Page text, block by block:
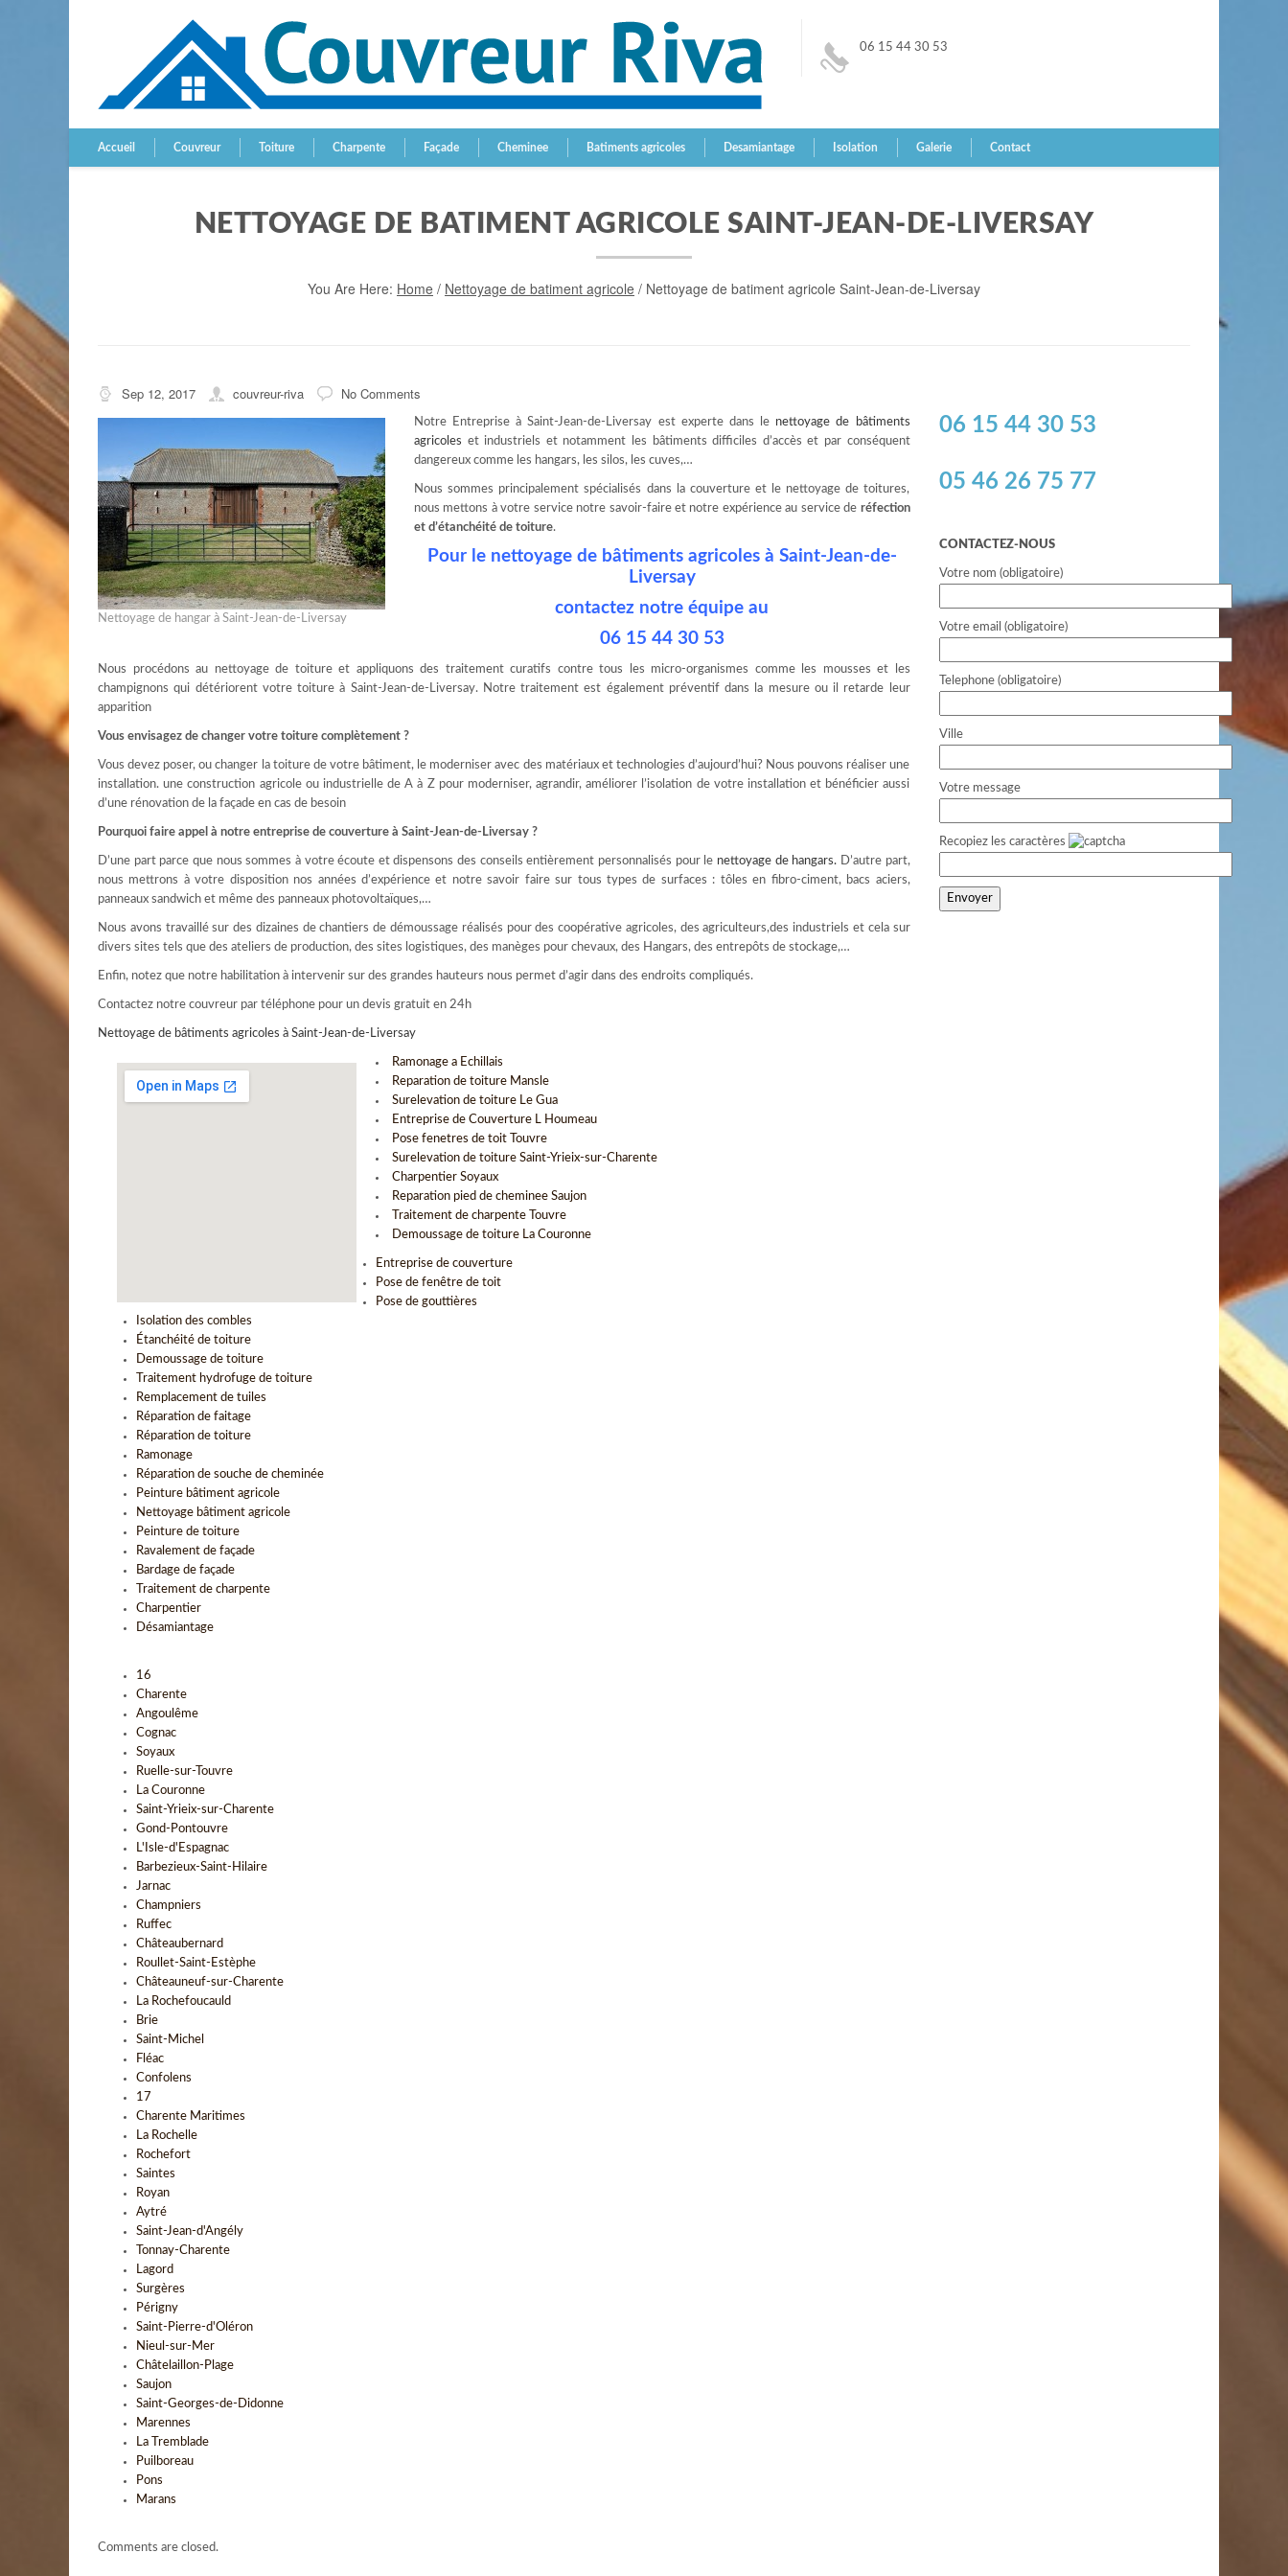
06 15 44 30 53
Accueil Couvreur Toiture Charpente Façade Cheminee Batiments agricoles Desamiantage Isolation Galerie Contact
NETTOYAGE DE BATIMENT AGRICOLE SAINT-JEAN-DE-LIVERSAY
You Are Here: Home / Nettoyage de batiment agricole / Nettoyage de batiment agricole Saint-Jean-de-Liversay
Sep 12, 2017 couvreur-riva No Comments
Nettoyage de hangar à Saint-Jean-de-Liversay
Notre Entreprise à Saint-Jean-de-Liversay est experte dans le nettoyage de bâtiments
agricoles et industriels et notamment les bâtiments difficiles d’accès et par conséquent
dangereux comme les hangars, les silos, les cuves,…
Nous sommes principalement spécialisés dans la couverture et le nettoyage de toitures,
nous mettons à votre service notre savoir-faire et notre expérience au service de réfection
et d’étanchéité de toiture.
Pour le nettoyage de bâtiments agricoles à Saint-Jean-de-
Liversay
contactez notre équipe au
06 15 44 30 53
Nous procédons au nettoyage de toiture et appliquons des traitement curatifs contre tous les micro-organismes comme les mousses et les
champignons qui détériorent votre toiture à Saint-Jean-de-Liversay. Notre traitement est également préventif dans la mesure ou il retarde leur
apparition
Vous envisagez de changer votre toiture complètement ?
Vous devez poser, ou changer la toiture de votre bâtiment, le moderniser avec des matériaux et technologies d’aujourd’hui? Nous pouvons réaliser une
installation. une construction agricole ou industrielle de A à Z pour moderniser, agrandir, améliorer l’isolation de votre installation et bénéficier aussi
d’une rénovation de la façade en cas de besoin
Pourquoi faire appel à notre entreprise de couverture à Saint-Jean-de-Liversay ?
D’une part parce que nous sommes à votre écoute et dispensons des conseils entièrement personnalisés pour le nettoyage de hangars. D’autre part,
nous mettrons à votre disposition nos années d’expérience et notre savoir faire sur tous types de surfaces : tôles en fibro-ciment, bacs aciers,
panneaux sandwich et même des panneaux photovoltaïques,…
Nous avons travaillé sur des dizaines de chantiers de démoussage réalisés pour des coopérative agricoles, des agriculteurs,des industriels et cela sur
divers sites tels que des ateliers de production, des sites logistiques, des manèges pour chevaux, des Hangars, des entrepôts de stockage,…
Enfin, notez que notre habilitation à intervenir sur des grandes hauteurs nous permet d’agir dans des endroits compliqués.
Contactez notre couvreur par téléphone pour un devis gratuit en 24h
Nettoyage de bâtiments agricoles à Saint-Jean-de-Liversay
Ramonage a Echillais
Reparation de toiture Mansle
Surelevation de toiture Le Gua
Entreprise de Couverture L Houmeau
Pose fenetres de toit Touvre
Surelevation de toiture Saint-Yrieix-sur-Charente
Charpentier Soyaux
Reparation pied de cheminee Saujon
Traitement de charpente Touvre
Demoussage de toiture La Couronne
Entreprise de couverture
Pose de fenêtre de toit
Pose de gouttières
Isolation des combles
Étanchéité de toiture
Demoussage de toiture
Traitement hydrofuge de toiture
Remplacement de tuiles
Réparation de faitage
Réparation de toiture
Ramonage
Réparation de souche de cheminée
Peinture bâtiment agricole
Nettoyage bâtiment agricole
Peinture de toiture
Ravalement de façade
Bardage de façade
Traitement de charpente
Charpentier
Désamiantage
16
Charente
Angoulême
Cognac
Soyaux
Ruelle-sur-Touvre
La Couronne
Saint-Yrieix-sur-Charente
Gond-Pontouvre
L'Isle-d'Espagnac
Barbezieux-Saint-Hilaire
Jarnac
Champniers
Ruffec
Châteaubernard
Roullet-Saint-Estèphe
Châteauneuf-sur-Charente
La Rochefoucauld
Brie
Saint-Michel
Fléac
Confolens
17
Charente Maritimes
La Rochelle
Rochefort
Saintes
Royan
Aytré
Saint-Jean-d'Angély
Tonnay-Charente
Lagord
Surgères
Périgny
Saint-Pierre-d'Oléron
Nieul-sur-Mer
Châtelaillon-Plage
Saujon
Saint-Georges-de-Didonne
Marennes
La Tremblade
Puilboreau
Pons
Marans
Comments are closed.
06 15 44 30 53
05 46 26 75 77
CONTACTEZ-NOUS
Votre nom (obligatoire)
Votre email (obligatoire)
Telephone (obligatoire)
Ville
Votre message
Recopiez les caractères